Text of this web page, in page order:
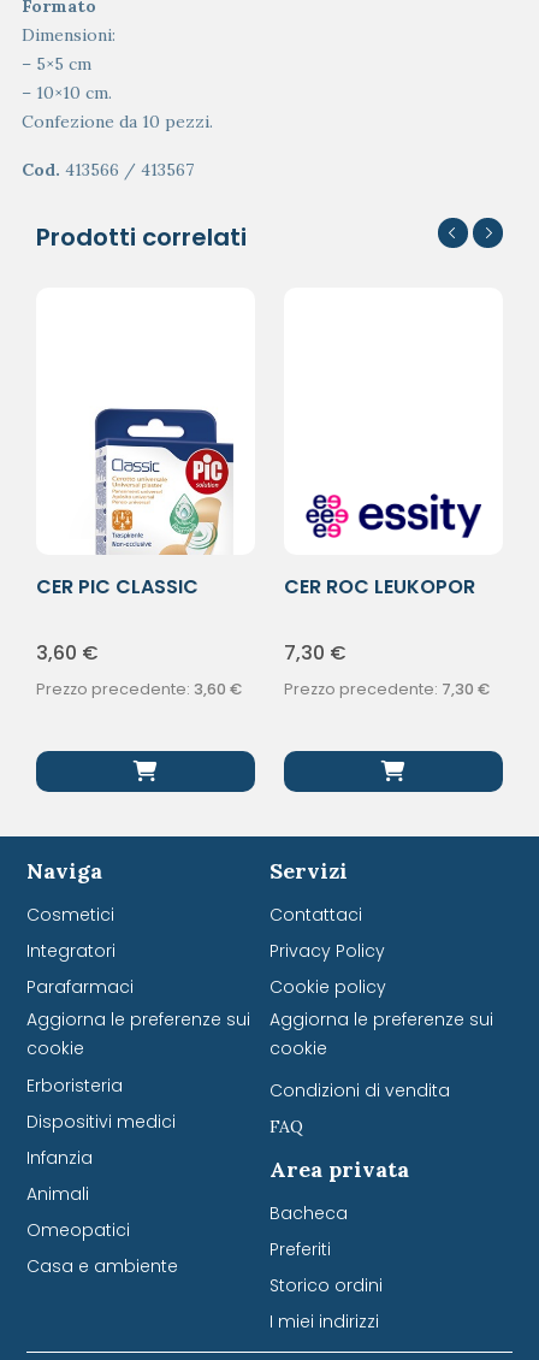
Formato
Dimensioni:
– 5×5 cm
– 10×10 cm.
Confezione da 10 pezzi.
Cod. 413566 / 413567
Prodotti correlati
CER PIC CLASSIC
3,60 €
Prezzo precedente: 3,60 €
CER ROC LEUKOPOR
7,30 €
Prezzo precedente: 7,30 €
Naviga
Cosmetici
Integratori
Parafarmaci
Aggiorna le preferenze sui
cookie
Erboristeria
Dispositivi medici
Infanzia
Animali
Omeopatici
Casa e ambiente
Servizi
Contattaci
Privacy Policy
Cookie policy
Aggiorna le preferenze sui
cookie
Condizioni di vendita
FAQ
Area privata
Bacheca
Preferiti
Storico ordini
I miei indirizzi